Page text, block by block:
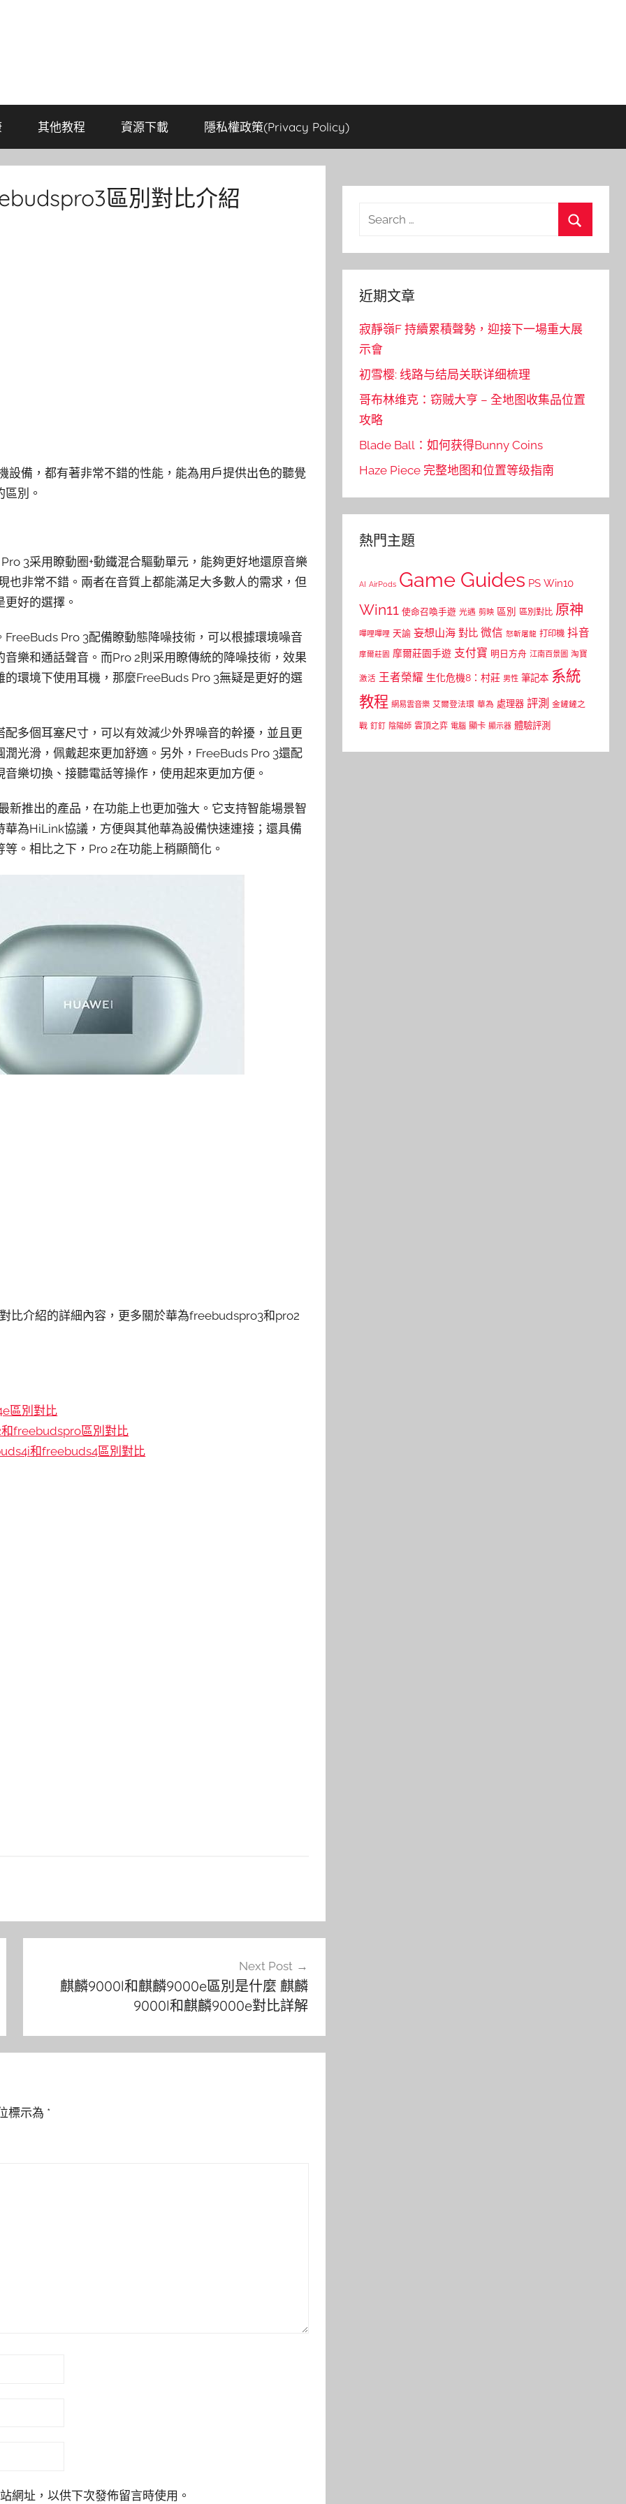
其他教程 資源下載 隱私權政策(Privacy Policy)
區別對比介紹
備，都有著非常不錯的性能，能為用戶提供出色的聽覺
別。
3采用瞭動圈+動鐵混合驅動單元，能夠更好地還原音樂
非常不錯。兩者在音質上都能滿足大多數人的需求，但
好的選擇。
Pro 3配備瞭動態降噪技術，可以根據環境噪音
樂和通話聲音。而Pro 2則采用瞭傳統的降噪技術，效果
環境下使用耳機，那麼FreeBuds Pro 3無疑是更好的選
多個耳塞尺寸，可以有效減少外界噪音的幹擾，並且更
光滑，佩戴起來更加舒適。另外，FreeBuds Pro 3還配
樂切換、接聽電話等操作，使用起來更加方便。
新推出的產品，在功能上也更加強大。它支持智能場景智
為HiLink協議，方便與其他華為設備快速連接；還具備
。相比之下，Pro 2在功能上稍顯簡化。
介紹的詳細內容，更多關於華為freebudspro3和pro2
區別對比
freebudspro區別對比
和freebuds4區別對比
Next Post
麒麟9000l和麒麟9000e區別是什麼 麒麟
9000l和麒麟9000e對比詳解
標示為 *
網址，以供下次發佈留言時使用。
Search
近期文章
寂靜嶺F 持續累積聲勢，迎接下一場重大展
示會
初雪樱: 线路与结局关联详细梳理
哥布林维克：窃贼大亨 – 全地图收集品位置
攻略
Blade Ball：如何获得Bunny Coins
Haze Piece 完整地图和位置等级指南
熱門主題
AI AirPods Game Guides PS Win10
Win11 使命召喚手遊 光遇 剪映 區別 區別對比 原神
嗶哩嗶哩 天諭 妄想山海 對比 微信 怒斬屠龍 打印機 抖音
摩爾莊園 摩爾莊園手遊 支付寶 明日方舟 江南百景圖 淘寶
激活 王者榮耀 生化危機8：村莊 男性 筆記本 系統
教程 網易雲音樂 艾爾登法環 華為 處理器 評測 金鏟鏟之
戰 釘釘 陰陽師 雲頂之弈 電腦 顯卡 顯示器 體驗評測